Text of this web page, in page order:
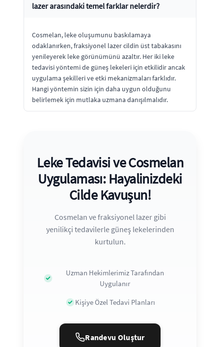
lazer arasındaki temel farklar nelerdir?
Cosmelan, leke oluşumunu baskılamaya
odaklanırken, fraksiyonel lazer cildin üst tabakasını
yenileyerek leke görünümünü azaltır. Her iki leke
tedavisi yöntemi de güneş lekeleri için etkilidir ancak
uygulama şekilleri ve etki mekanizmaları farklıdır.
Hangi yöntemin sizin için daha uygun olduğunu
belirlemek için mutlaka uzmana danışılmalıdır.
Leke Tedavisi ve Cosmelan
Uygulaması: Hayalinizdeki
Cilde Kavuşun!
Cosmelan ve fraksiyonel lazer gibi
yenilikçi tedavilerle güneş lekelerinden
kurtulun.
Uzman Hekimlerimiz Tarafından
Uygulanır
Kişiye Özel Tedavi Planları
Randevu Oluştur